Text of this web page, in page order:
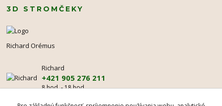
3D STROMČEKY
Richard Orémus
Richard
+421 905 276 211
8 hod. - 18 hod.